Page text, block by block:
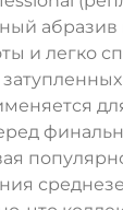
абразив
и легко